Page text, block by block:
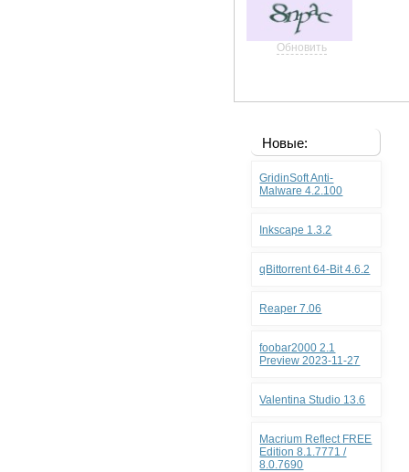
Обновить
Новые:
GridinSoft Anti-
Malware 4.2.100
Inkscape 1.3.2
qBittorrent 64-Bit 4.6.2
Reaper 7.06
foobar2000 2.1
Preview 2023-11-27
Valentina Studio 13.6
Macrium Reflect FREE
Edition 8.1.7771 /
8.0.7690